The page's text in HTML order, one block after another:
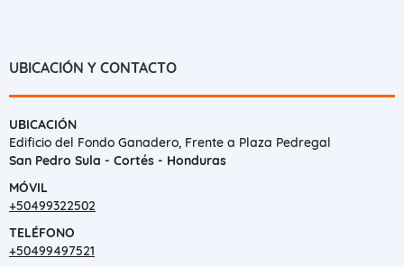
UBICACIÓN Y CONTACTO
UBICACIÓN
Edificio del Fondo Ganadero, Frente a Plaza Pedregal
San Pedro Sula - Cortés - Honduras
MÓVIL
+50499322502
TELÉFONO
+50499497521